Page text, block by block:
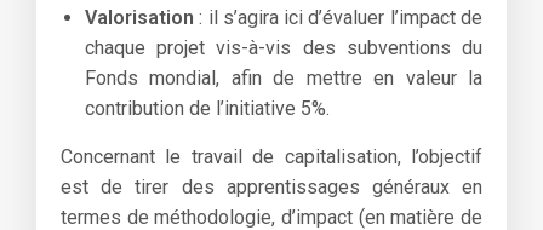
Valorisation : il s’agira ici d’évaluer l’impact de
chaque projet vis-à-vis des subventions du
Fonds mondial, afin de mettre en valeur la
contribution de l’initiative 5%.
Concernant le travail de capitalisation, l’objectif
est de tirer des apprentissages généraux en
termes de méthodologie, d’impact (en matière de